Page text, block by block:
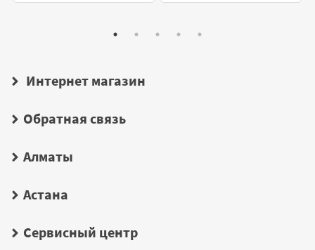
Интернет магазин
Обратная связь
Алматы
Астана
Сервисный центр